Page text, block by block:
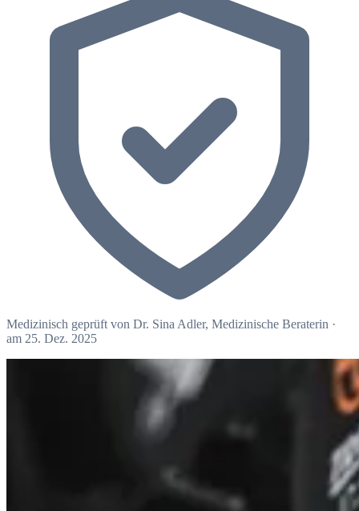
Medizinisch geprüft von Dr. Sina Adler, Medizinische Beraterin ·
am 25. Dez. 2025